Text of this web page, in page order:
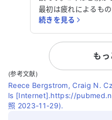
最初は疲れによるも
が、なかなか治りま
的で定期検診を受け
撮り、医師に相談し
神経が目の視野部分
症状で、麻痺が進行
は薬の処方はなく、経
は常にあるわけでは
続きを見る
もっ
(参考文献)
Reece Bergstrom, Craig N.
ls [Internet].https://
照 2023-11-29).